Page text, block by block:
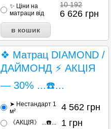
✨ Ціни на
матраци від
10 192
6 626 грн
❖ Матрац DIAMOND /
ДАЙМОНД ⚡ АКЦІЯ
— 30% ...☎️...
➤ Нестандарт 1
м²
4 562 грн
《АКЦІЯ》 ...☎️... 1 грн